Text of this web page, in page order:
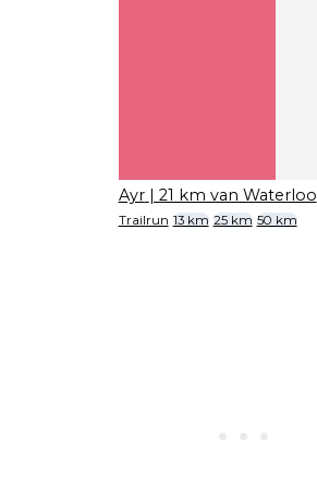
Ayr | 21 km van Waterloo
Trailrun 13 km 25 km 50 km